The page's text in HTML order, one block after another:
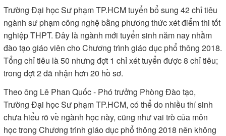
Trường Đại học Sư phạm TP.HCM tuyển bổ sung 42 chỉ tiêu
ngành sư phạm công nghệ bằng phương thức xét điểm thi tốt
nghiệp THPT. Đây là ngành mới tuyển sinh năm nay nhằm
đào tạo giáo viên cho Chương trình giáo dục phổ thông 2018.
Tổng chỉ tiêu là 50 nhưng đợt 1 chỉ xét tuyển được 8 chỉ tiêu;
trong đợt 2 đã nhận hơn 20 hồ sơ.
Theo ông Lê Phan Quốc - Phó trưởng Phòng Đào tạo,
Trường Đại học Sư phạm TP.HCM, có thể do nhiều thí sinh
chưa hiểu rõ về ngành học này, cũng như vai trò của môn
học trong Chương trình giáo dục phổ thông 2018 nên không